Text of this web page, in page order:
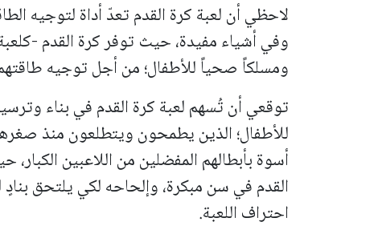
لاحظي أن لعبة كرة القدم تعدّ أداة لتوجيه
وفي أشياء مفيدة، حيث توفر كرة القدم -
ومسلكاً صحياً للأطفال؛ من أجل توجيه
توقعي أن تُسهم لعبة كرة القدم في بناء
للأطفال؛ الذين يطمحون ويتطلعون منذ
أسوة بأبطالهم المفضلين من اللاعبين
القدم في سن مبكرة، وإلحاحه لكي يلتحق
احتراف اللعبة.